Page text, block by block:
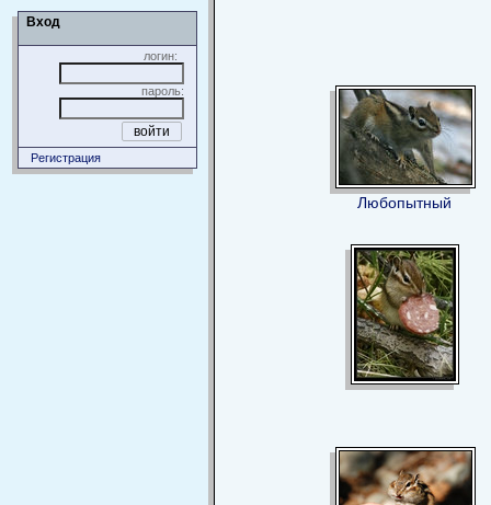
Вход
логин:
пароль:
Регистрация
Любопытный